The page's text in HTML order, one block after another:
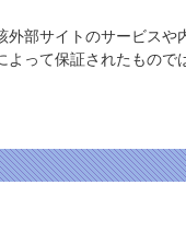
部サイトのサービスや
って保証されたもので